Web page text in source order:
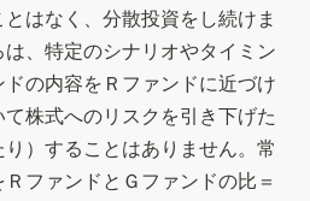
はなく、分散投資をし続けま
、特定のシナリオやタイミン
の内容をＲファンドに近づけ
株式へのリスクを引き下げた
）することはありません。常
ファンドとＧファンドの比＝